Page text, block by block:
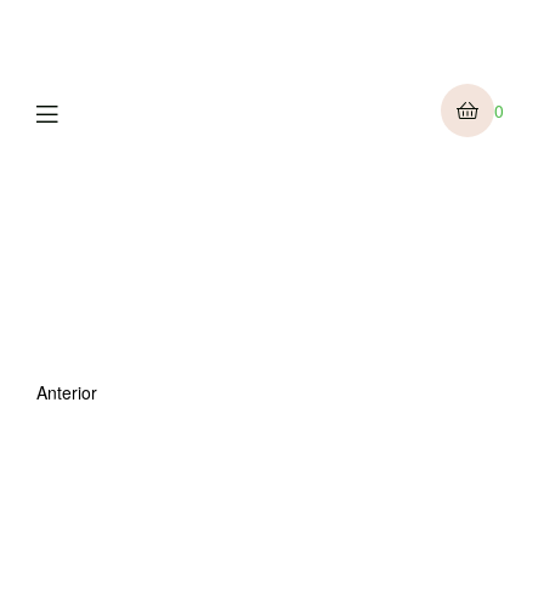
0
Menu
Anterior